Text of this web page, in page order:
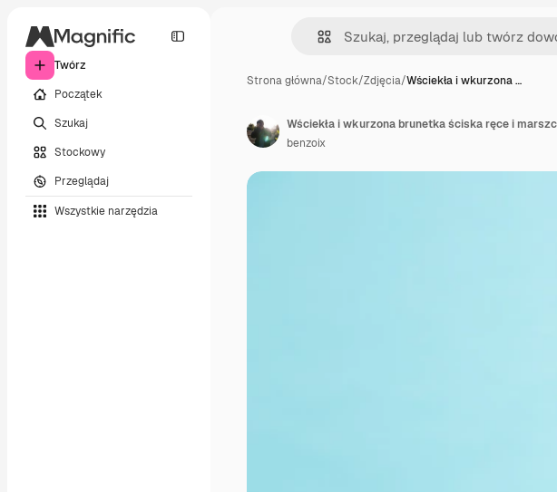
Twórz
Początek
Szukaj
Stockowy
Przeglądaj
Wszystkie narzędzia
Strona główna/Stock/Zdjęcia/Wściekła i wkurzona …
benzoix